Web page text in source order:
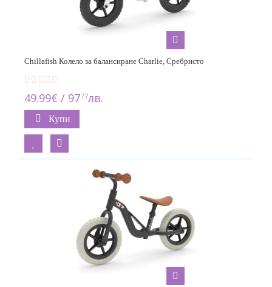
Chillafish Колело за балансиране Charlie, Сребристо
49.99€ / 9777лв.
Купи